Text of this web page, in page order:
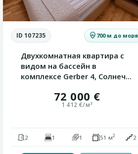
ID 107235 700 м до моря
Двухкомнатная квартира с
видом на бассейн в
комплексе Gerber 4, Солнеч...
72 000 €
1 412 €/м²
2 1 1 51 м2 2